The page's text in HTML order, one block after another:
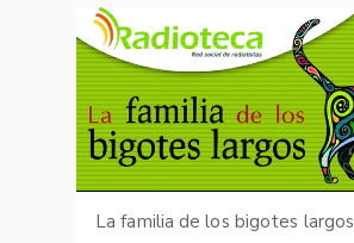
La familia de los bigotes largos